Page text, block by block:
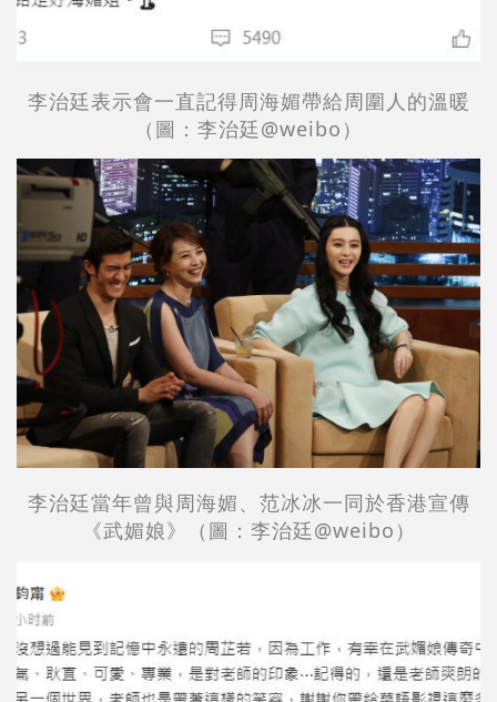
李治廷表示會一直記得周海媚帶給周圍人的溫暖
（圖： 李治廷@weibo）
李治廷當年曾與周海媚、范冰冰一同於香港宣傳
《武媚娘》
（圖： 李治廷@weibo）